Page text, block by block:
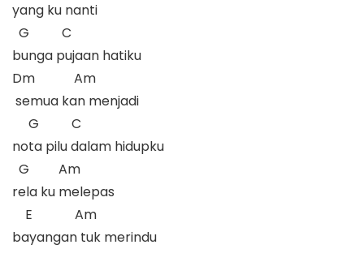
yang ku nanti
  G          C
bunga pujaan hatiku
Dm            Am
semua kan menjadi
     G          C
nota pilu dalam hidupku
  G         Am
rela ku melepas
    E             Am
bayangan tuk merindu